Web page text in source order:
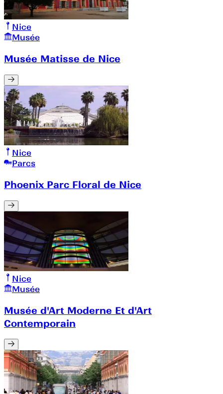
Nice
Musée
Musée Matisse de Nice
Nice
Parcs
Phoenix Parc Floral de Nice
Nice
Musée
Musée d'Art Moderne Et d'Art
Contemporain